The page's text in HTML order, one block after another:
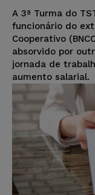
A 3ª Turma do
funcionário do
Cooperativo
absorvido por
jornada de
aumento salarial.